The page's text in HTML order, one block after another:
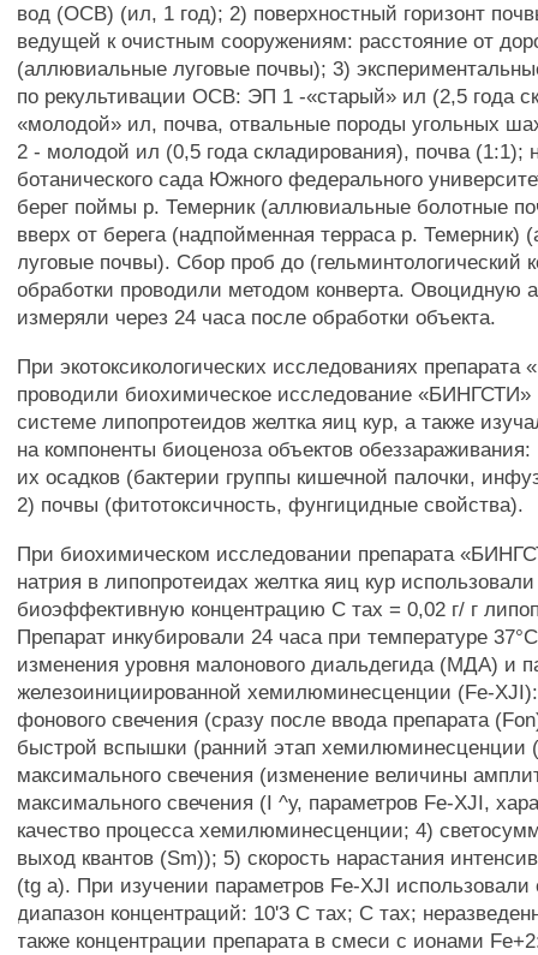
вод (ОСВ) (ил, 1 год); 2) поверхностный горизонт
ведущей к очистным сооружениям: расстояние от
(аллювиальные луговые почвы); 3)
по рекультивации ОСВ: ЭП 1 -«старый» ил (2,5 года
«молодой» ил, почва, отвальные породы угольных
2 - молодой ил (0,5 года складирования), почва (1:1);
ботанического сада Южного федерального
берег поймы р. Темерник (аллювиальные болотные
вверх от берега (надпойменная терраса р. Темерник)
луговые почвы). Сбор проб до (гельминтологический
обработки проводили методом конверта. Овоцидную
измеряли через 24 часа после обработки объекта.
При экотоксикологических исследованиях
проводили биохимическое исследование «БИНГСТИ»
системе липопротеидов желтка яиц кур, а также
на компоненты биоценоза объектов
их осадков (бактерии группы кишечной палочки,
2) почвы (фитотоксичность, фунгицидные свойства).
При биохимическом исследовании препарата
натрия в липопротеидах желтка яиц кур
биоэффективную концентрацию С тах = 0,02 г/ г
Препарат инкубировали 24 часа при температуре
изменения уровня малонового диальдегида (МДА) и
железоинициированной хемилюминесценции (Fe-
фонового свечения (сразу после ввода препарата
быстрой вспышки (ранний этап хемилюминесценции
максимального свечения (изменение величины
максимального свечения (I ^у, параметров Fe-XJI,
качество процесса хемилюминесценции; 4)
выход квантов (Sm)); 5) скорость нарастания
(tg а). При изучении параметров Fe-XJI
диапазон концентраций: 10'3 С тах; С тах;
также концентрации препарата в смеси с ионами